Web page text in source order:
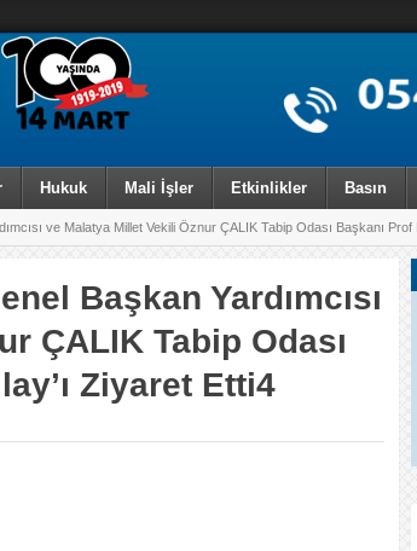
Hukuk Mali İşler Etkinlikler Basın
ve Malatya Millet Vekili Öznur ÇALIK Tabip Odası Başkanı Prof
Başkan Yardımcısı
ÇALIK Tabip Odası
Ziyaret Etti4